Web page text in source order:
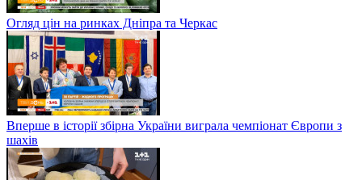
Огляд цін на ринках Дніпра та Черкас
Вперше в історії збірна України виграла чемпіонат Європи з
шахів